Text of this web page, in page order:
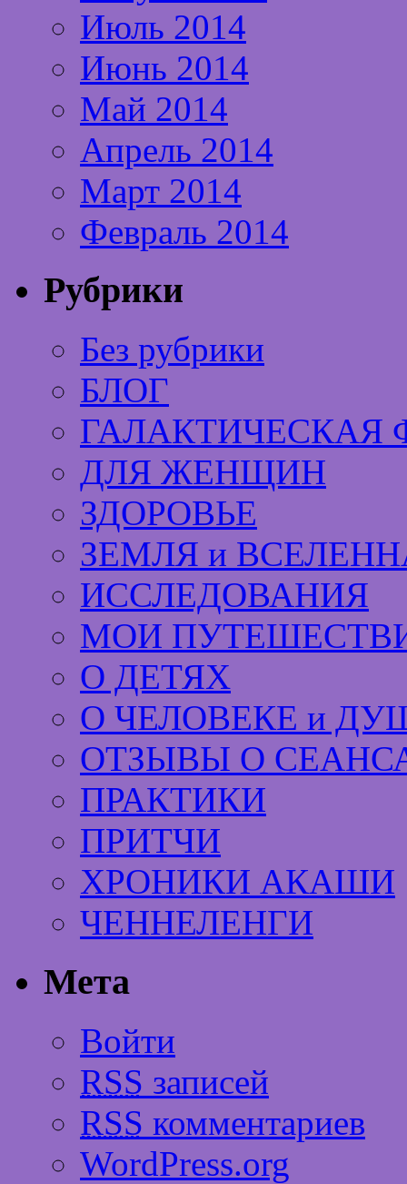
Июль 2014
Июнь 2014
Май 2014
Апрель 2014
Март 2014
Февраль 2014
Рубрики
Без рубрики
БЛОГ
ГАЛАКТИЧЕСКАЯ
ДЛЯ ЖЕНЩИН
ЗДОРОВЬЕ
ЗЕМЛЯ и
ИССЛЕДОВАНИЯ
МОИ
О ДЕТЯХ
О ЧЕЛОВЕКЕ и
ОТЗЫВЫ О
ПРАКТИКИ
ПРИТЧИ
ХРОНИКИ АКАШИ
ЧЕННЕЛЕНГИ
Мета
Войти
RSS записей
RSS комментариев
WordPress.org